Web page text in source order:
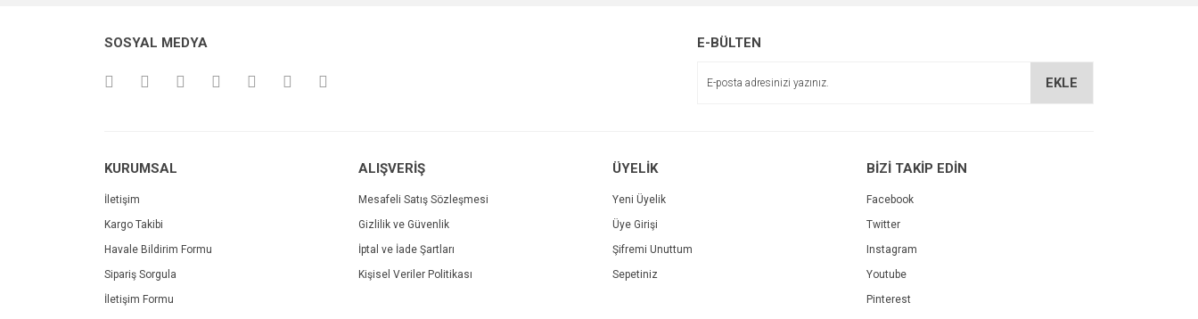
Ürün açıklamasında eksik bilgiler bulunuyor.
SOSYAL MEDYA E-BÜLTEN
EKLE
KURUMSAL
İletişim
Kargo Takibi
Havale Bildirim Formu
Sipariş Sorgula
İletişim Formu
ALIŞVERİŞ
Mesafeli Satış Sözleşmesi
Gizlilik ve Güvenlik
İptal ve İade Şartları
Kişisel Veriler Politikası
ÜYELİK
Yeni Üyelik
Üye Girişi
Şifremi Unuttum
Sepetiniz
BİZİ TAKİP EDİN
Facebook
Twitter
Instagram
Youtube
Pinterest